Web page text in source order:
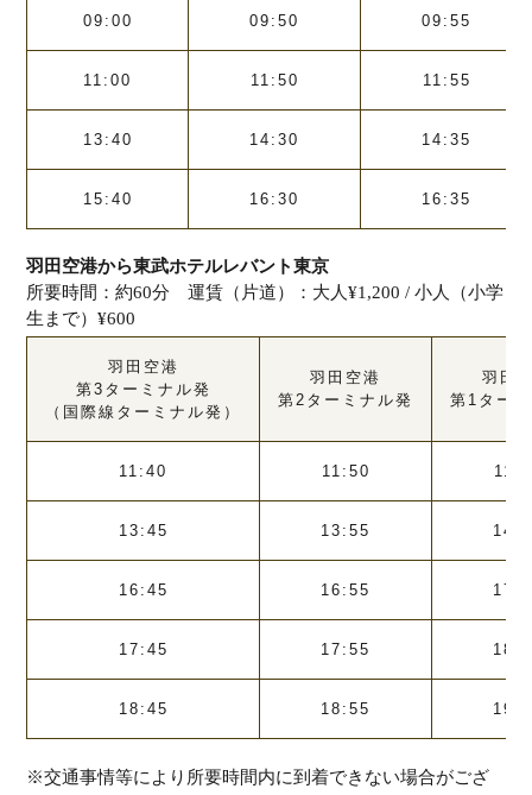
09:00 09:50 09:55
11:00 11:50 11:55
13:40 14:30 14:35
15:40 16:30 16:35
羽田空港から東武ホテルレバント東京
所要時間：約60分 運賃（片道）：大人¥1,200 / 小人（小学
生まで）¥600
羽田空港
第3ターミナル発
（国際線ターミナル発）
羽田空港
第2ターミナル発
羽田
第1ター
11:40 11:50
13:45 13:55
16:45 16:55
17:45 17:55
18:45 18:55
※交通事情等により所要時間内に到着できない場合がござ